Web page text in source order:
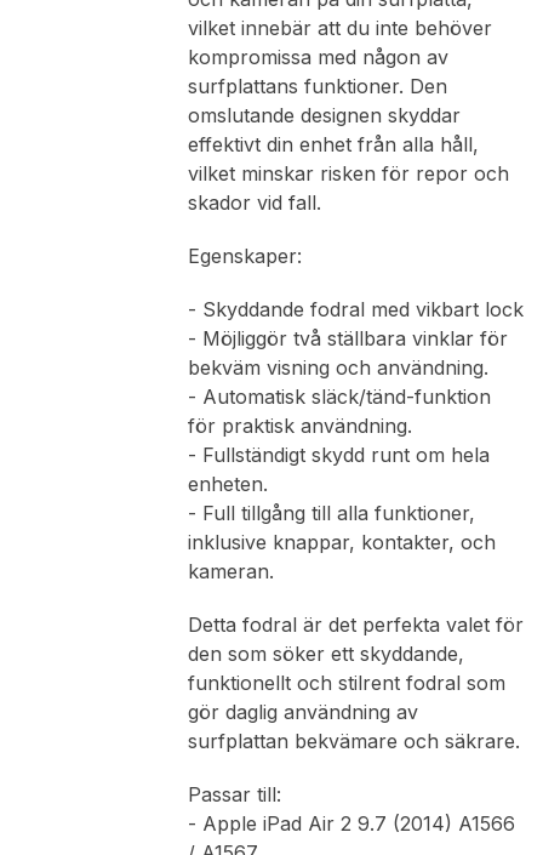
vilket innebär att du inte behöver
kompromissa med någon av
surfplattans funktioner. Den
omslutande designen skyddar
effektivt din enhet från alla håll,
vilket minskar risken för repor och
skador vid fall.
Egenskaper:
- Skyddande fodral med vikbart lock
- Möjliggör två ställbara vinklar för
bekväm visning och användning.
- Automatisk släck/tänd-funktion
för praktisk användning.
- Fullständigt skydd runt om hela
enheten.
- Full tillgång till alla funktioner,
inklusive knappar, kontakter, och
kameran.
Detta fodral är det perfekta valet för
den som söker ett skyddande,
funktionellt och stilrent fodral som
gör daglig användning av
surfplattan bekvämare och säkrare.
Passar till:
- Apple iPad Air 2 9.7 (2014) A1566